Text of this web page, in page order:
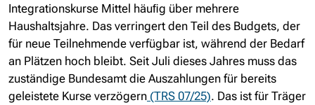
Integrationskurse Mittel häuﬁg über mehrere
Haushaltsjahre. Das verringert den Teil des Budgets, der
für neue Teilnehmende verfügbar ist, während der Bedarf
an Plätzen hoch bleibt. Seit Juli dieses Jahres muss das
zuständige Bundesamt die Auszahlungen für bereits
geleistete Kurse verzögern (TRS 07/25). Das ist für Träger